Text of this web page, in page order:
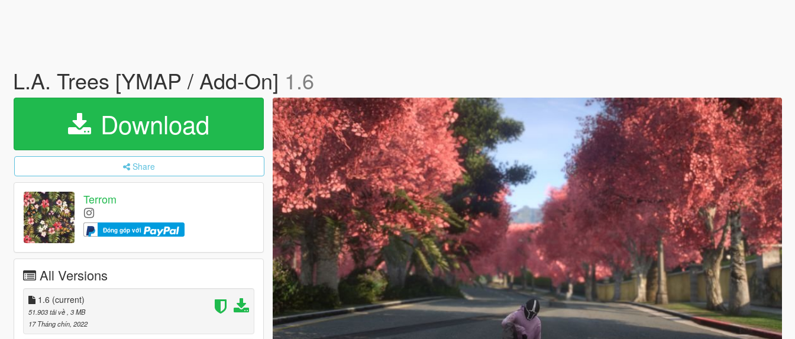
L.A. Trees [YMAP / Add-On] 1.6
Download
Share
Terrom
Đóng góp với
All Versions
1.6 (current)
51.903 tải về , 3 MB
17 Tháng chín, 2022